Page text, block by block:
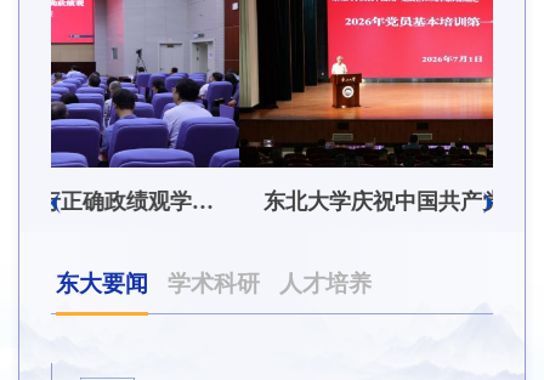
东北大学举办树立和践行正确政绩观学习教育培训班 东北大学庆祝中国共产党成立105周年系列活动之2026年党员基本培训第一次集中大课举行
东大要闻 学术科研 人才培养